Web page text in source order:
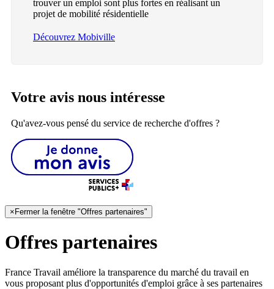
trouver un emploi sont plus fortes en réalisant un
projet de mobilité résidentielle
Découvrez Mobiville
Votre avis nous intéresse
Qu'avez-vous pensé du service de recherche d'offres ?
× Fermer la fenêtre "Offres partenaires"
Offres partenaires
France Travail améliore la transparence du marché du travail en
vous proposant plus d'opportunités d'emploi grâce à ses partenaires